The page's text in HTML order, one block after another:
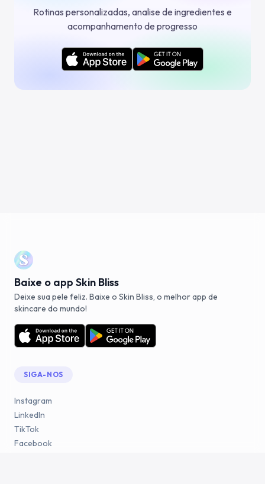
Rotinas personalizadas, analise de ingredientes e
acompanhamento de progresso
Baixe o app Skin Bliss
Deixe sua pele feliz. Baixe o Skin Bliss, o melhor app de
skincare do mundo!
SIGA-NOS
Instagram
LinkedIn
TikTok
Facebook